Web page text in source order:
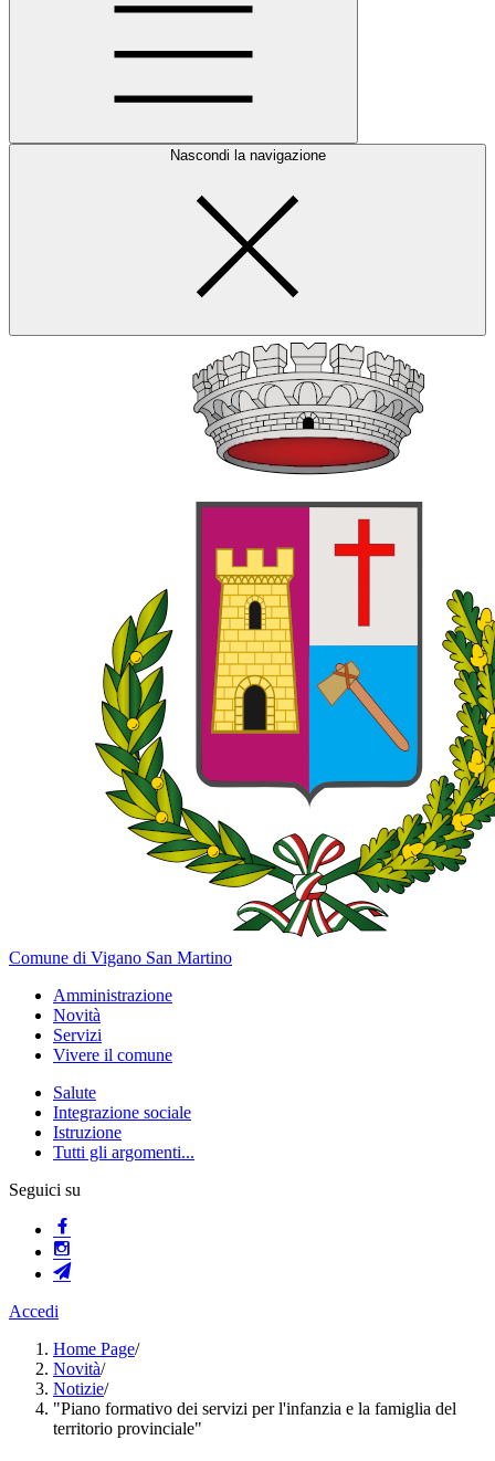
Nascondi la navigazione
Comune di Vigano San Martino
Amministrazione
Novità
Servizi
Vivere il comune
Salute
Integrazione sociale
Istruzione
Tutti gli argomenti...
Seguici su
Accedi
Home Page/
Novità/
Notizie/
"Piano formativo dei servizi per l'infanzia e la famiglia del
territorio provinciale"